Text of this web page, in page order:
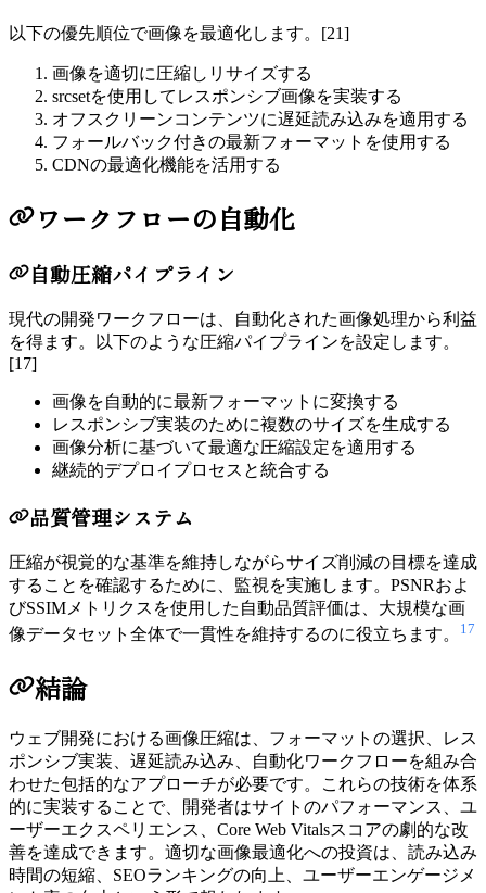
以下の優先順位で画像を最適化します。 [21]
画像を適切に圧縮しリサイズする
srcsetを使用してレスポンシブ画像を実装する
オフスクリーンコンテンツに遅延読み込みを適用する
フォールバック付きの最新フォーマットを使用する
CDNの最適化機能を活用する
ワークフローの自動化
自動圧縮パイプライン
現代の開発ワークフローは、自動化された画像処理から利益
を得ます。以下のような圧縮パイプラインを設定します。
[17]
画像を自動的に最新フォーマットに変換する
レスポンシブ実装のために複数のサイズを生成する
画像分析に基づいて最適な圧縮設定を適用する
継続的デプロイプロセスと統合する
品質管理システム
圧縮が視覚的な基準を維持しながらサイズ削減の目標を達成
することを確認するために、監視を実施します。PSNRおよ
びSSIMメトリクスを使用した自動品質評価は、大規模な画
像データセット全体で一貫性を維持するのに役立ちます。
17
結論
ウェブ開発における画像圧縮は、フォーマットの選択、レス
ポンシブ実装、遅延読み込み、自動化ワークフローを組み合
わせた包括的なアプローチが必要です。これらの技術を体系
的に実装することで、開発者はサイトのパフォーマンス、ユ
ーザーエクスペリエンス、Core Web Vitalsスコアの劇的な改
善を達成できます。適切な画像最適化への投資は、読み込み
時間の短縮、SEOランキングの向上、ユーザーエンゲージメ